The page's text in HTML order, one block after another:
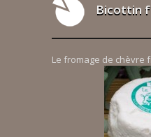
Bicottin
Le fromage de chèvre